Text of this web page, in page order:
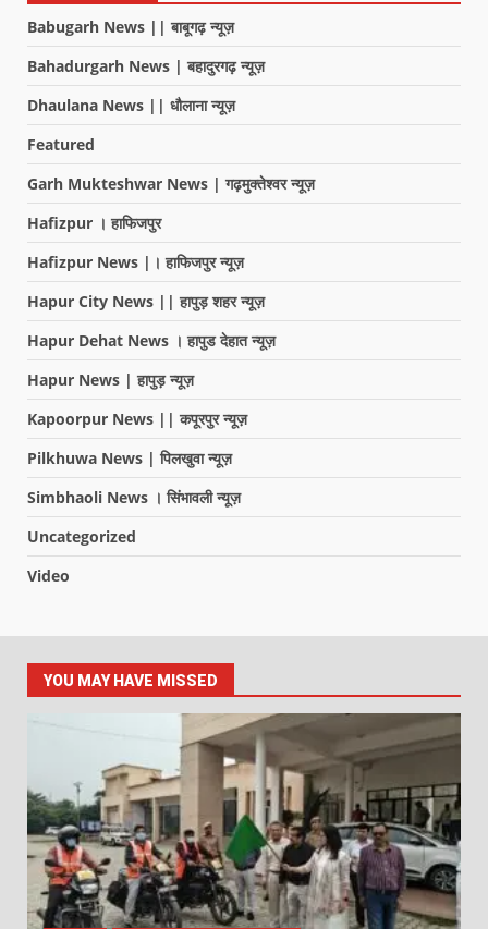
Babugarh News || बाबूगढ़ न्यूज़
Bahadurgarh News | बहादुरगढ़ न्यूज़
Dhaulana News || धौलाना न्यूज़
Featured
Garh Mukteshwar News | गढ़मुक्तेश्वर न्यूज़
Hafizpur । हाफिजपुर
Hafizpur News |। हाफिजपुर न्यूज़
Hapur City News || हापुड़ शहर न्यूज़
Hapur Dehat News । हापुड देहात न्यूज़
Hapur News | हापुड़ न्यूज़
Kapoorpur News || कपूरपुर न्यूज़
Pilkhuwa News | पिलखुवा न्यूज़
Simbhaoli News । सिंभावली न्यूज़
Uncategorized
Video
YOU MAY HAVE MISSED